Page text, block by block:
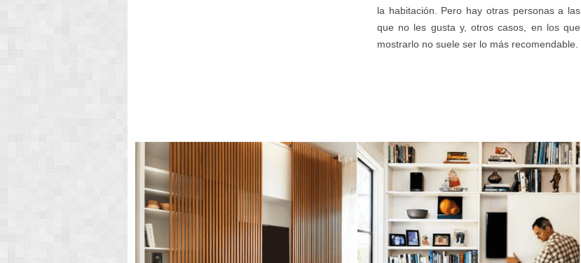
la habitación. Pero hay otras personas a las
que no les gusta y, otros casos, en los que
mostrarlo no suele ser lo más recomendable.